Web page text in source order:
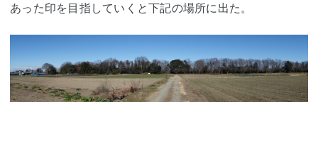
あった印を目指していくと下記の場所に出た。